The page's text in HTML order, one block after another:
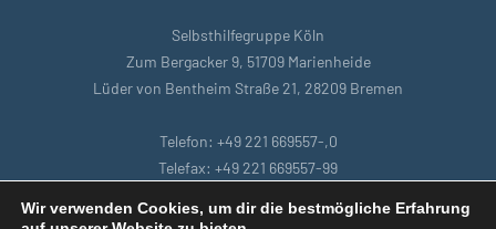
Selbsthilfegruppe Köln
Zum Bergacker 9, 51709 Marienheide
Lüder von Bentheim Straße 21, 28209 Bremen
Telefon: +49 221 669557-,0
Telefax: +49 221 669557-99
Wir verwenden Cookies, um dir die bestmögliche Erfahrung